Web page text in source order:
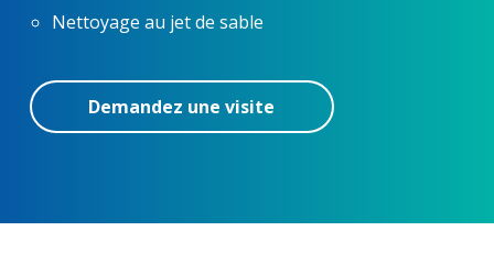
Nettoyage au jet de sable
Demandez une visite